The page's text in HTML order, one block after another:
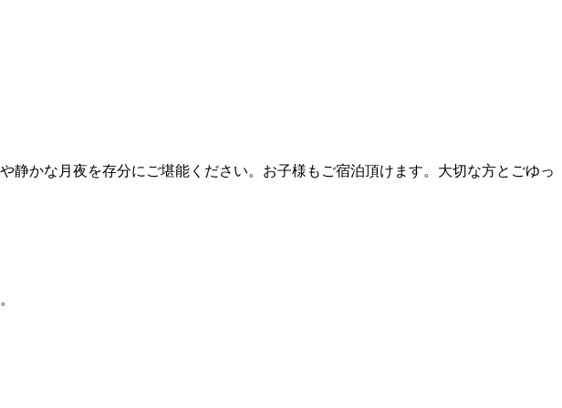
静かな月夜を存分にご堪能ください。お子様もご宿泊頂けます。大切な方とごゆっ